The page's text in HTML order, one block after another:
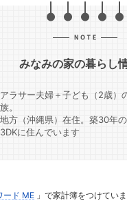
みなみの家の暮らし
アラサー夫婦＋子ども（2歳）
族。
地方（沖縄県）在住。築30年の
3DKに住んでいます
ード ME 」で家計簿をつけていま